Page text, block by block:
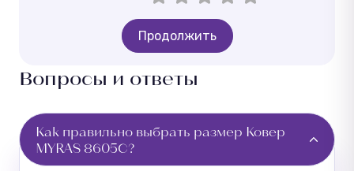
Продолжить
Вопросы и ответы
Как правильно выбрать размер Ковер
MYRAS 8605C?